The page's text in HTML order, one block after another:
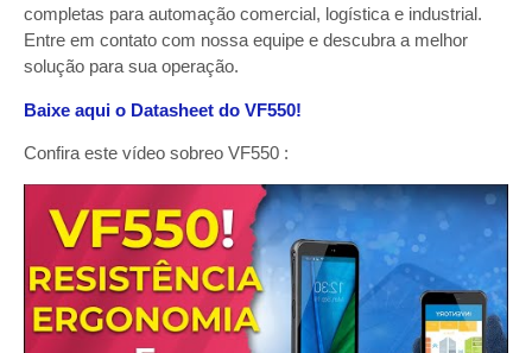
completas para automação comercial, logística e industrial.
Entre em contato com nossa equipe e descubra a melhor
solução para sua operação.
Baixe aqui o Datasheet do VF550!
Confira este vídeo sobreo VF550 :